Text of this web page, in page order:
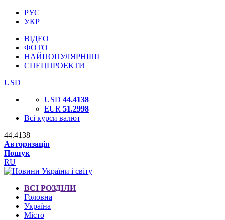
РУС
УКР
ВІДЕО
ФОТО
НАЙПОПУЛЯРНІШІ
СПЕЦПРОЕКТИ
USD
USD 44.4138
EUR 51.2998
Всі курси валют
44.4138
Авторизація
Пошук
RU
ВСІ РОЗДІЛИ
Головна
Україна
Місто